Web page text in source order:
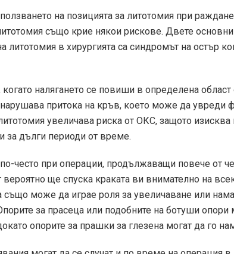
на позицията за литотомия при
също крие някои рискове. Двете
литотомия в хирургията са синдромът на остър
когато налягането се повиши в определена
нарушава притока на кръв, което може да увреди
увеличава риска от ОКС, защото
за дълги периоди от време.
често при операции, продължаващи повече от
вероятно ще спуска краката ви внимателно на
също може да играе роля за увеличаване или
за прасеца или подобните на ботуши опори
опорите за прашки за глезена могат да го